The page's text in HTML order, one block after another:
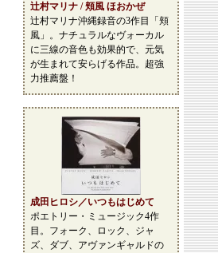
辻村マリナ / 頬風 ほおかぜ
辻村マリナ沖縄録音の3作目「頬
風」。ナチュラルなヴォーカル
に三線の音色も効果的で、元気
が生まれて安らげる作品。超強
力推薦盤！
成田ヒロシ／いつもはじめて
ポエトリー・ミュージック4作
目。フォーク、ロック、ジャ
ズ、ダブ、アヴァンギャルドの